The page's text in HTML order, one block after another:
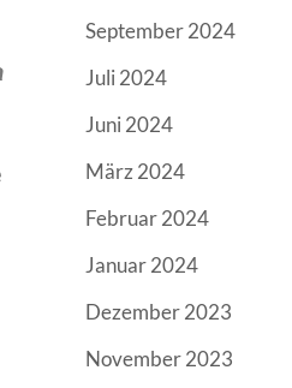
September 2024
Juli 2024
Juni 2024
März 2024
Februar 2024
Januar 2024
Dezember 2023
November 2023